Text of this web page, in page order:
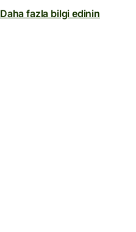
Daha fazla bilgi edinin